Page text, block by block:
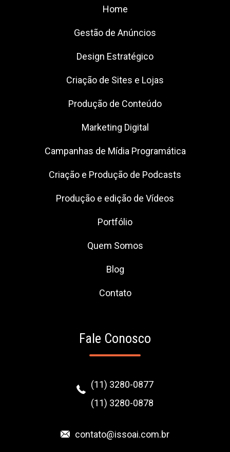
Home
Gestão de Anúncios
Design Estratégico
Criação de Sites e Lojas
Produção de Conteúdo
Marketing Digital
Campanhas de Mídia Programática
Criação e Produção de Podcasts
Produção e edição de Vídeos
Portfólio
Quem Somos
Blog
Contato
Fale Conosco
(11) 3280-0877
(11) 3280-0878
contato@issoai.com.br